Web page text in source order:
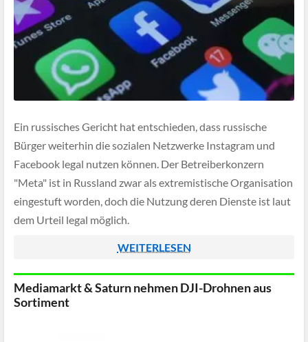
Ein russisches Gericht hat entschieden, dass russische
Bürger weiterhin die sozialen Netzwerke Instagram und
Facebook legal nutzen können. Der Betreiberkonzern
"Meta" ist in Russland zwar als extremistische Organisation
eingestuft worden, doch die Nutzung deren Dienste ist laut
dem Urteil legal möglich.
WEITERLESEN
Mediamarkt & Saturn nehmen DJI-Drohnen aus
Sortiment